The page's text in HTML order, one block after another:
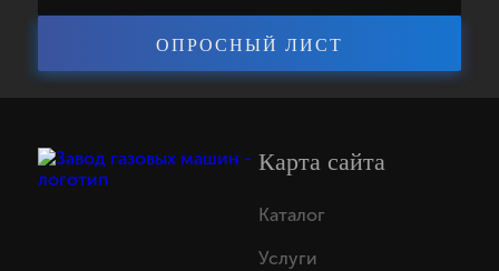
ЭНЕРГОЭФФЕКТИВНОСТИ
ОПРОСНЫЙ ЛИСТ
Карта сайта
Каталог
Услуги